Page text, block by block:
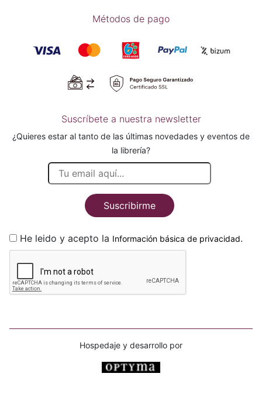
Métodos de pago
Suscríbete a nuestra newsletter
¿Quieres estar al tanto de las últimas novedades y eventos de
la librería?
Suscribirme
He leido y acepto la Información básica de privacidad.
Hospedaje y desarrollo por